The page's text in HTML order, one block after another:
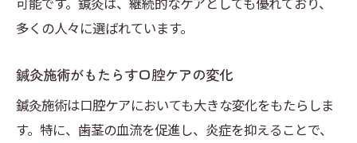
多くの人々に選ばれています。
鍼灸施術がもたらす口腔ケアの変化
鍼灸施術は口腔ケアにおいても大きな変化をもたらしま
す。特に、歯茎の血流を促進し、炎症を抑えることで、